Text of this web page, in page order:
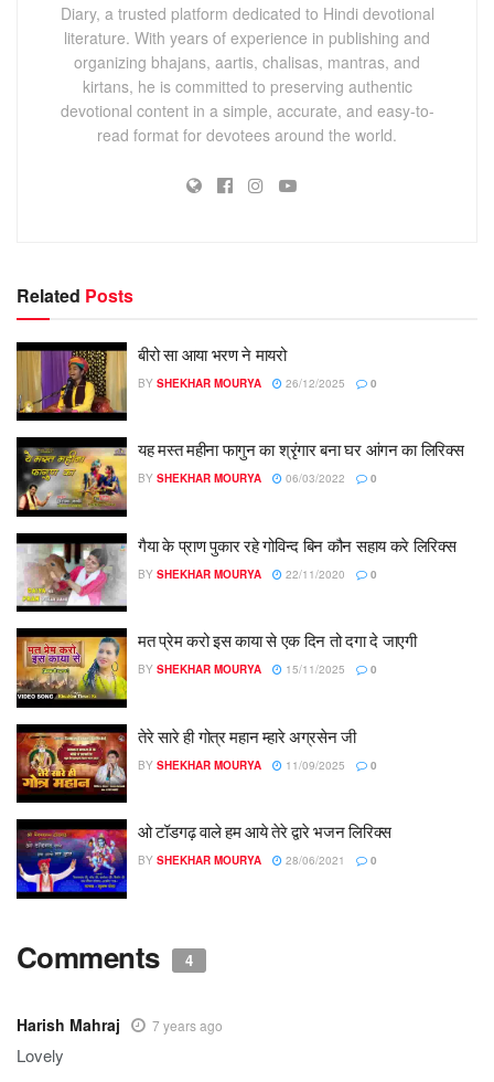
Diary, a trusted platform dedicated to Hindi devotional
literature. With years of experience in publishing and
organizing bhajans, aartis, chalisas, mantras, and
kirtans, he is committed to preserving authentic
devotional content in a simple, accurate, and easy-to-
read format for devotees around the world.
Related Posts
बीरो सा आया भरण ने मायरो
BY SHEKHAR MOURYA 26/12/2025 0
यह मस्त महीना फागुन का श्रृंगार बना घर आंगन का लिरिक्स
BY SHEKHAR MOURYA 06/03/2022 0
गैया के प्राण पुकार रहे गोविन्द बिन कौन सहाय करे लिरिक्स
BY SHEKHAR MOURYA 22/11/2020 0
मत प्रेम करो इस काया से एक दिन तो दगा दे जाएगी
BY SHEKHAR MOURYA 15/11/2025 0
तेरे सारे ही गोत्र महान म्हारे अग्रसेन जी
BY SHEKHAR MOURYA 11/09/2025 0
ओ टॉडगढ़ वाले हम आये तेरे द्वारे भजन लिरिक्स
BY SHEKHAR MOURYA 28/06/2021 0
Comments 4
Harish Mahraj 7 years ago
Lovely